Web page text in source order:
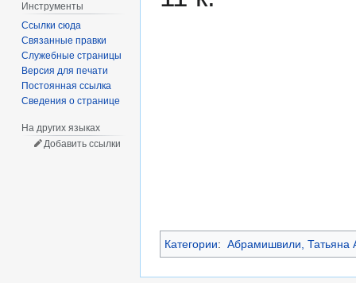
Категории: Абрамишвили, Татьяна
Инструменты
Ссылки сюда
Связанные правки
Служебные страницы
Версия для печати
Постоянная ссылка
Сведения о странице
На других языках
Добавить ссылки